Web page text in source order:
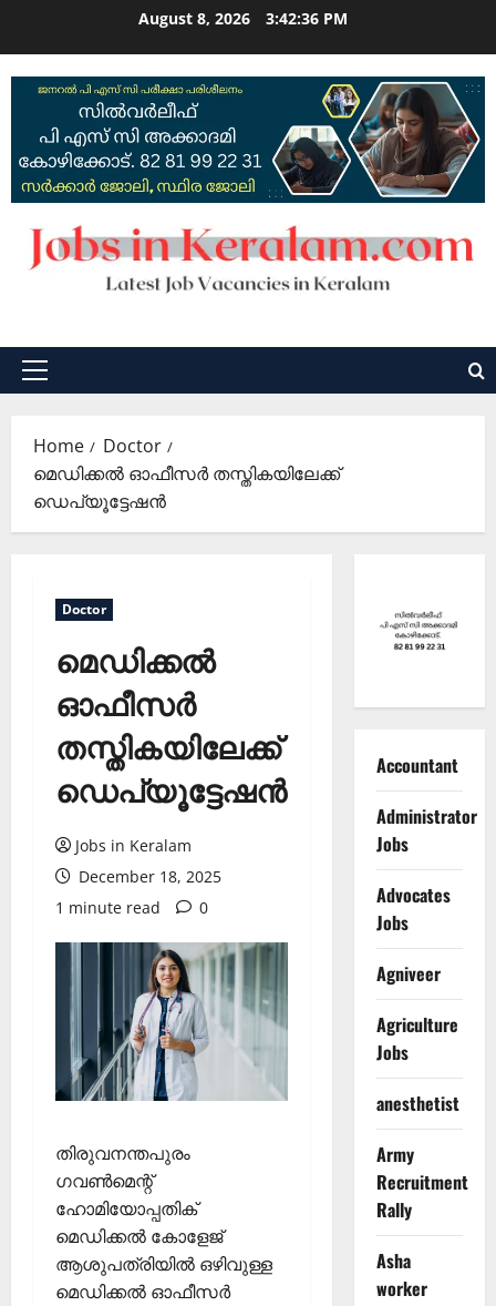
August 8, 2026 3:42:36 PM
Primary
Home
Doctor
മെഡിക്കൽ ഓഫീസർ തസ്തികയിലേക്ക്
ഡെപ്യൂട്ടേഷന്‍
Doctor
മെഡിക്കൽ
ഓഫീസർ
തസ്തികയിലേക്ക്
ഡെപ്യൂട്ടേഷന്‍
Jobs in Keralam
December 18, 2025
1 minute read
0
തിരുവനന്തപുരം
ഗവൺമെന്റ്
ഹോമിയോപ്പതിക്
മെഡിക്കൽ കോളേജ്
ആശുപത്രിയിൽ ഒഴിവുള്ള
മെഡിക്കൽ ഓഫീസർ
Accountant
Administrator
Jobs
Advocates
Jobs
Agniveer
Agriculture
Jobs
anesthetist
Army
Recruitment
Rally
Asha
worker